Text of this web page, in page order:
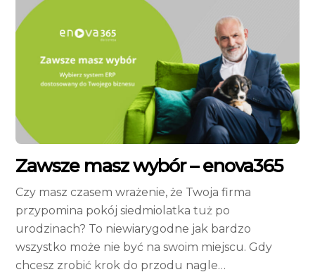
Zawsze masz wybór – enova365
Czy masz czasem wrażenie, że Twoja firma
przypomina pokój siedmiolatka tuż po
urodzinach? To niewiarygodne jak bardzo
wszystko może nie być na swoim miejscu. Gdy
chcesz zrobić krok do przodu nagle…